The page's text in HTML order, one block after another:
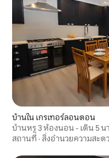
บ้านใน เกรเทอร์ลอนดอน
บ้านหรู 3 ห้องนอน - เดิน 5 น
สถานที่ · สิ่งอำนวยความสะด